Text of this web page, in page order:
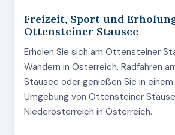
Freizeit, Sport und
Ottensteiner Stausee
Erholen Sie sich am Ottensteiner
Wandern in Österreich, Radfahren
Stausee oder genießen Sie in einem
Umgebung von Ottensteiner
Niederösterreich in Österreich.